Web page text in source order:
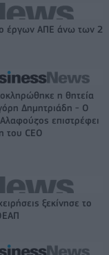
έργων ΑΠΕ άνω των 2
η θητεία
Δημητριάδη - Ο
Αλαφούζος επιστρέφει
του CEO
ξεκίνησε το